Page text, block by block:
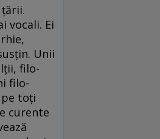
vocali. Ei
Unii
filo-
filo-
pe toţi
curente